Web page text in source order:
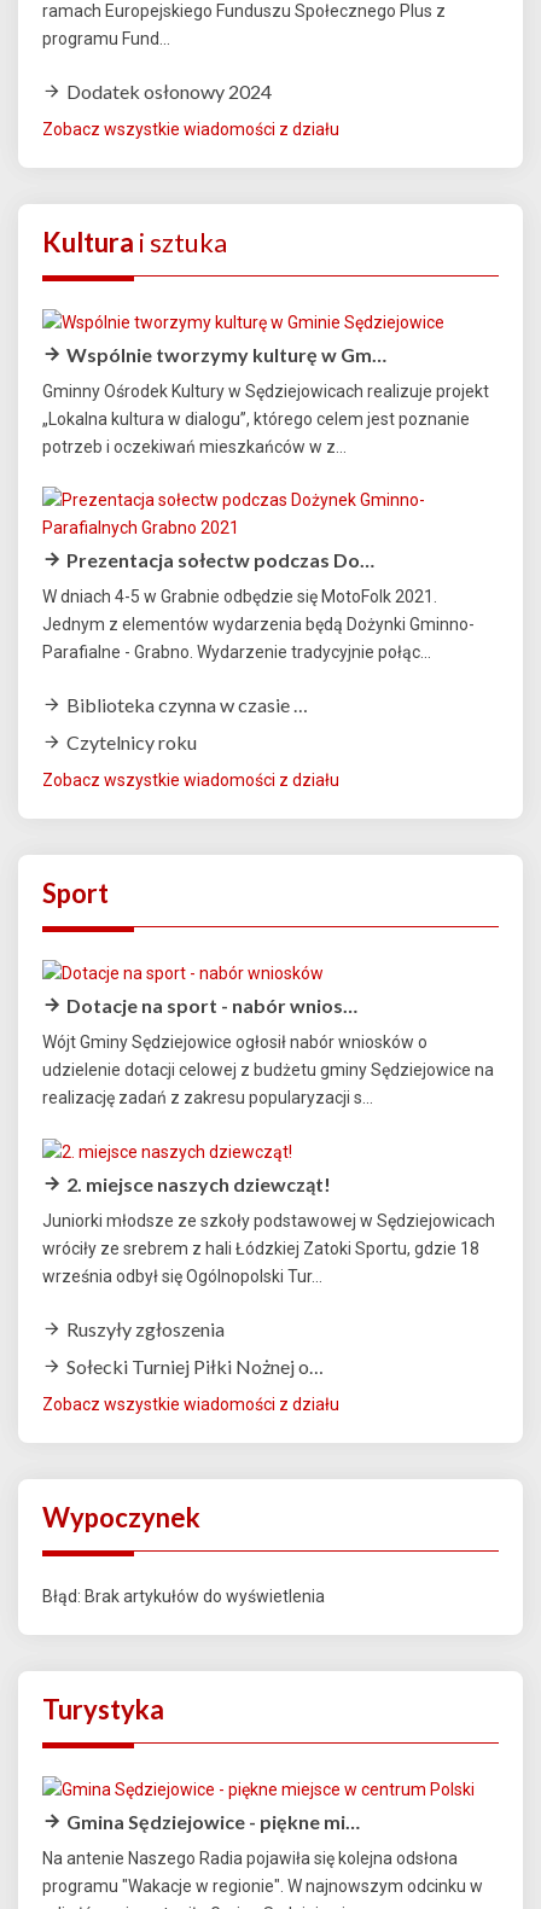
ramach Europejskiego Funduszu Społecznego Plus z
programu Fund...
Dodatek osłonowy 2024
Zobacz wszystkie wiadomości z działu
Kultura i sztuka
Wspólnie tworzymy kulturę w Gm…
Gminny Ośrodek Kultury w Sędziejowicach realizuje projekt
„Lokalna kultura w dialogu”, którego celem jest poznanie
potrzeb i oczekiwań mieszkańców w z...
Prezentacja sołectw podczas Do…
W dniach 4-5 w Grabnie odbędzie się MotoFolk 2021.
Jednym z elementów wydarzenia będą Dożynki Gminno-
Parafialne - Grabno. Wydarzenie tradycyjnie połąc...
Biblioteka czynna w czasie …
Czytelnicy roku
Zobacz wszystkie wiadomości z działu
Sport
Dotacje na sport - nabór wnios…
Wójt Gminy Sędziejowice ogłosił nabór wniosków o
udzielenie dotacji celowej z budżetu gminy Sędziejowice na
realizację zadań z zakresu popularyzacji s...
2. miejsce naszych dziewcząt!
Juniorki młodsze ze szkoły podstawowej w Sędziejowicach
wróciły ze srebrem z hali Łódzkiej Zatoki Sportu, gdzie 18
września odbył się Ogólnopolski Tur...
Ruszyły zgłoszenia
Sołecki Turniej Piłki Nożnej o…
Zobacz wszystkie wiadomości z działu
Wypoczynek
Błąd: Brak artykułów do wyświetlenia
Turystyka
Gmina Sędziejowice - piękne mi…
Na antenie Naszego Radia pojawiła się kolejna odsłona
programu "Wakacje w regionie". W najnowszym odcinku w